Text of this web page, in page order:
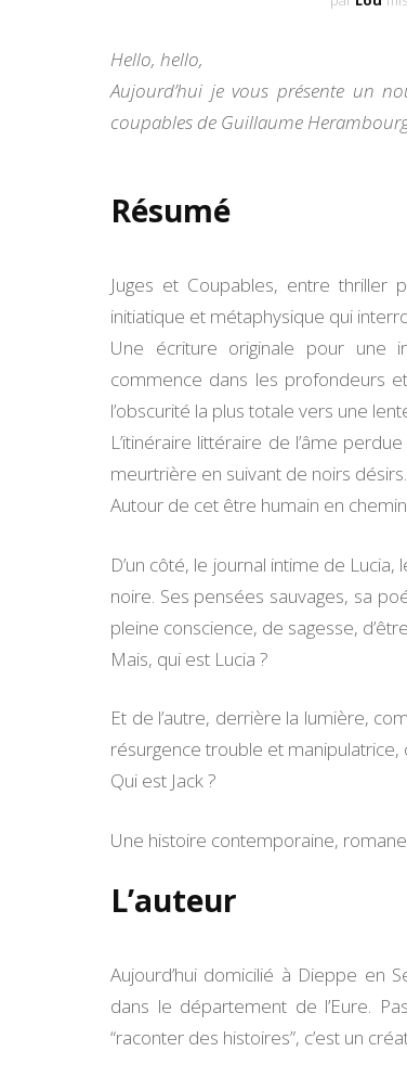
Hello, hello,
Aujourd’hui je vous présente un
coupables de Guillaume
Résumé
Juges et Coupables, entre thriller
initiatique et métaphysique qui
Une écriture originale pour une
commence dans les profondeurs
l’obscurité la plus totale vers une
L’itinéraire littéraire de l’âme
meurtrière en suivant de noirs
Autour de cet être humain en
D’un côté, le journal intime de
noire. Ses pensées sauvages, sa
pleine conscience, de sagesse,
Mais, qui est Lucia ?
Et de l’autre, derrière la lumière,
résurgence trouble et manipulatrice,
Qui est Jack ?
Une histoire contemporaine,
L’auteur
Aujourd’hui domicilié à Dieppe en
dans le département de l’Eure.
“raconter des histoires”, c’est un